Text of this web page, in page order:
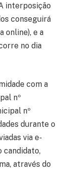
interposição
conseguirá
online), e a
no dia
com a
nº
nº
durante o
via e-
candidato,
através do